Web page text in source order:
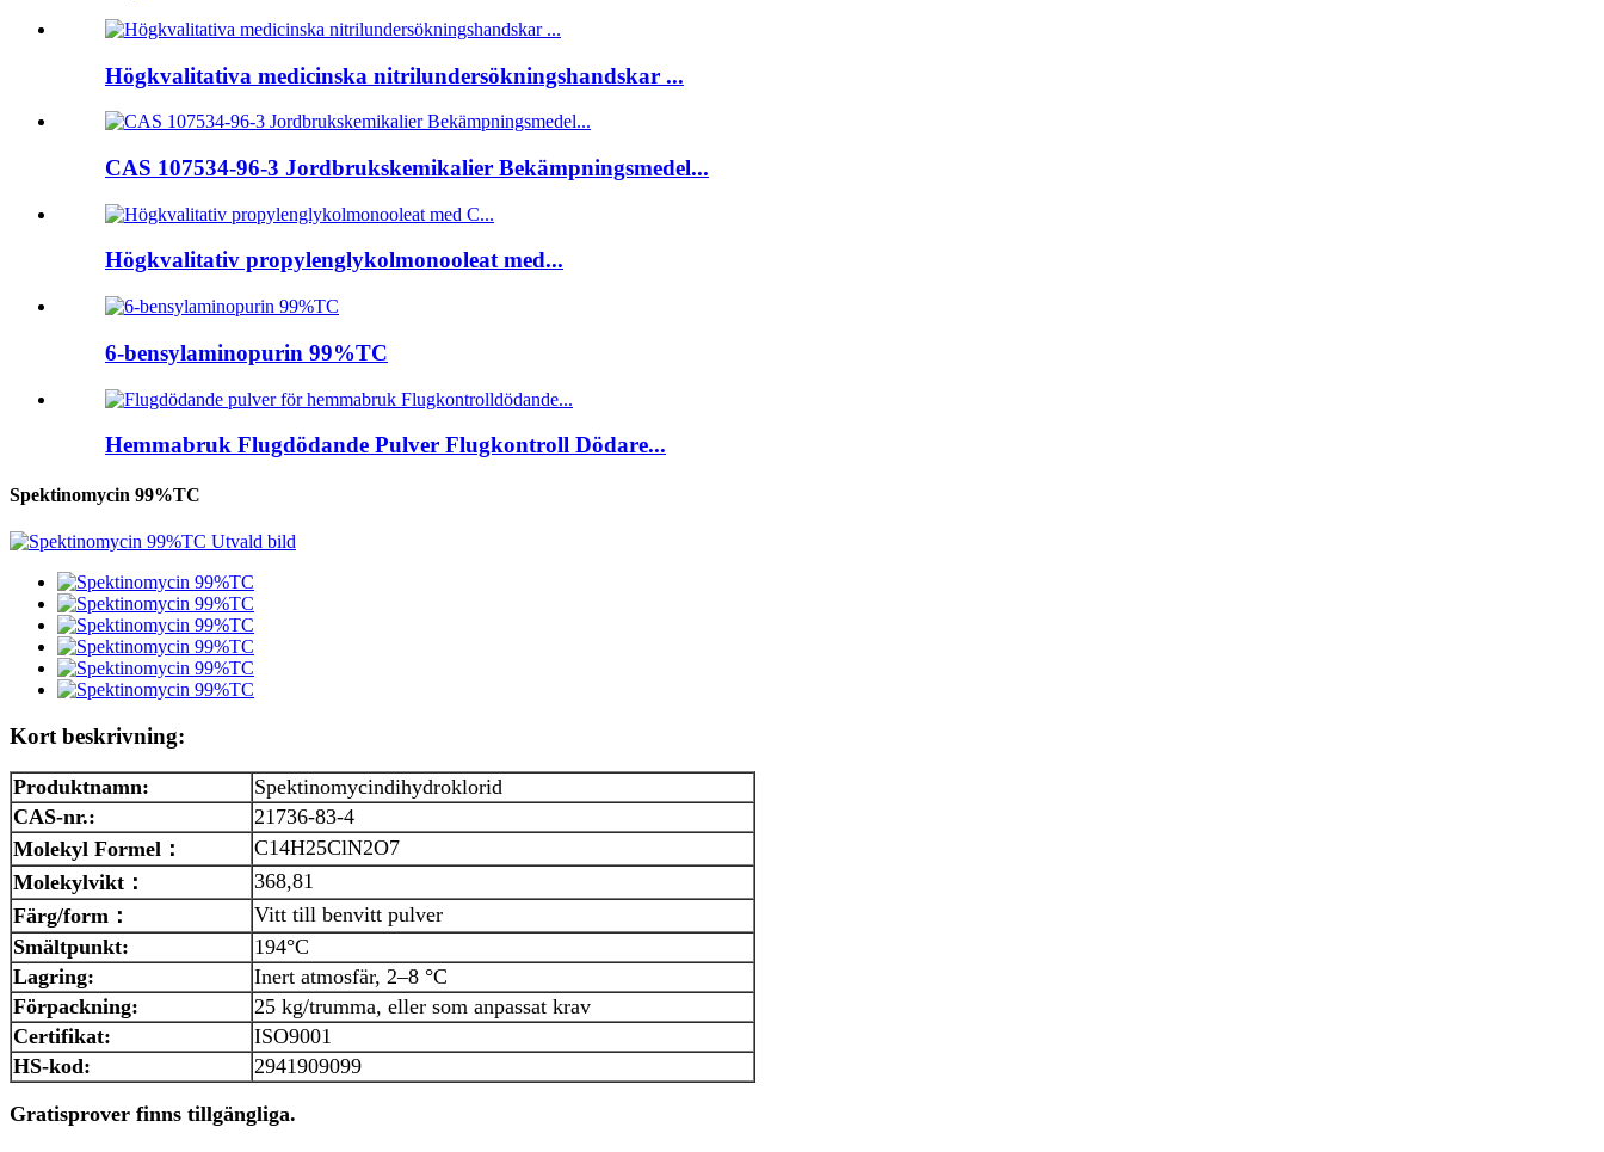
Högkvalitativa medicinska nitrilundersökningshandskar ...
CAS 107534-96-3 Jordbrukskemikalier Bekämpningsmedel...
Högkvalitativ propylenglykolmonooleat med...
6-bensylaminopurin 99%TC
Hemmabruk Flugdödande Pulver Flugkontroll Dödare...
Spektinomycin 99%TC
Kort beskrivning:
Produktnamn:
Spektinomycindihydroklorid
CAS-nr.:
21736-83-4
Molekyl Formel ：
C14H25ClN2O7
Molekylvikt ：
368,81
Färg/form ：
Vitt till benvitt pulver
Smältpunkt:
194°C
Lagring:
Inert atmosfär, 2–8 °C
Förpackning:
25 kg/trumma, eller som anpassat krav
Certifikat:
ISO9001
HS-kod:
2941909099
Gratisprover finns tillgängliga.